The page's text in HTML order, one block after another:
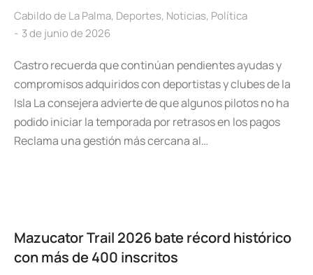
Cabildo de La Palma, Deportes, Noticias, Política
3 de junio de 2026
Castro recuerda que continúan pendientes ayudas y
compromisos adquiridos con deportistas y clubes de la
Isla La consejera advierte de que algunos pilotos no ha
podido iniciar la temporada por retrasos en los pagos
Reclama una gestión más cercana al…
Mazucator Trail 2026 bate récord histórico
con más de 400 inscritos